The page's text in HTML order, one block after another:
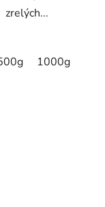
zrelých...
1000g